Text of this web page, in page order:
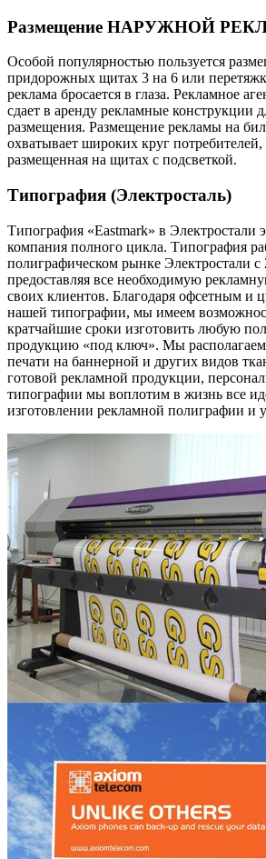
Размещение НАРУЖНОЙ
Особой популярностью пользуется
придорожных щитах 3 на 6 или
реклама бросается в глаза. Рекламное
сдает в аренду рекламные конструкции
размещения. Размещение рекламы на
охватывает широких круг потребителей,
размещенная на щитах с подсветкой.
Типография (Электросталь)
Типография «Eastmark» в Электростали
компания полного цикла. Типография
полиграфическом рынке Электростали с
предоставляя все необходимую
своих клиентов. Благодаря офсетным
нашей типографии, мы имеем
кратчайшие сроки изготовить любую
продукцию «под ключ». Мы
печати на баннерной и других видов
готовой рекламной продукции,
типографии мы воплотим в жизнь все
изготовлении рекламной полиграфии и